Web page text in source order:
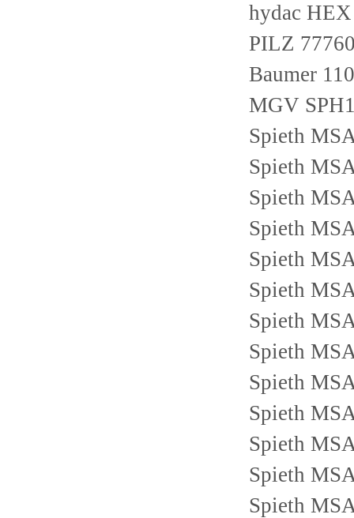
hydac
PILZ
Baumer
MGV
Spieth
Spieth
Spieth
Spieth
Spieth
Spieth
Spieth
Spieth
Spieth
Spieth
Spieth
Spieth
Spieth